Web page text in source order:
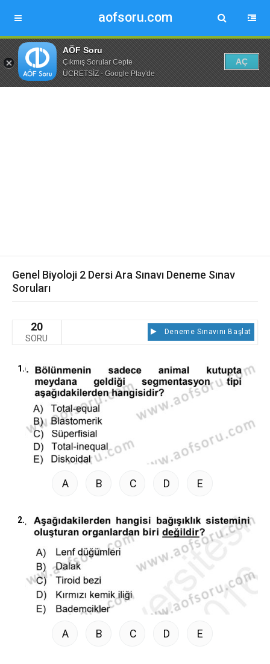
aofsoru.com
AÖF Soru
Çıkmış Sorular Cepte
ÜCRETSİZ - Google Play'de
AÇ
Genel Biyoloji 2 Dersi Ara Sınavı Deneme Sınav
Soruları
20
SORU
Deneme Sınavını Başlat
1.
A B C D E
2.
A B C D E